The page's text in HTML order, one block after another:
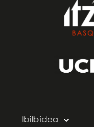
Ibilbidea